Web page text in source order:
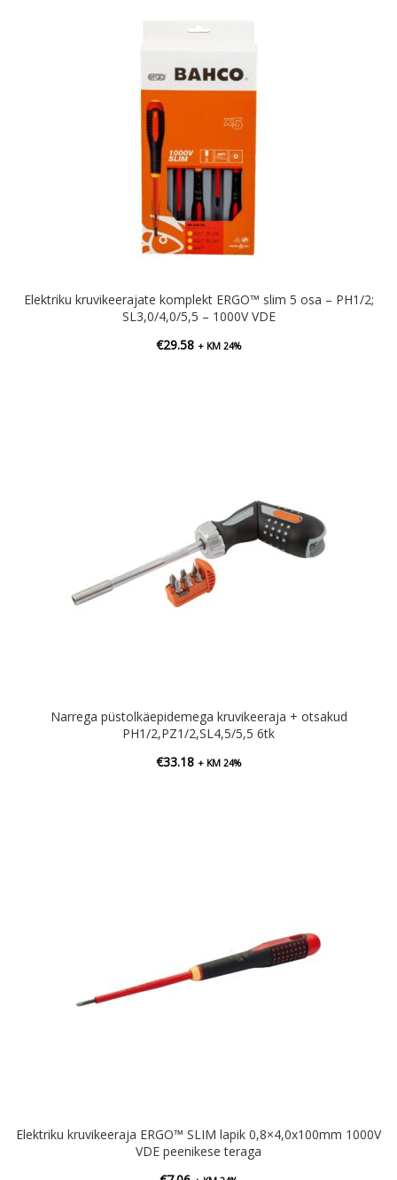
Elektriku kruvikeerajate komplekt ERGO™ slim 5 osa – PH1/2;
SL3,0/4,0/5,5 – 1000V VDE
€29.58 + KM 24%
Narrega püstolkäepidemega kruvikeeraja + otsakud
PH1/2,PZ1/2,SL4,5/5,5 6tk
€33.18 + KM 24%
Elektriku kruvikeeraja ERGO™ SLIM lapik 0,8×4,0x100mm 1000V
VDE peenikese teraga